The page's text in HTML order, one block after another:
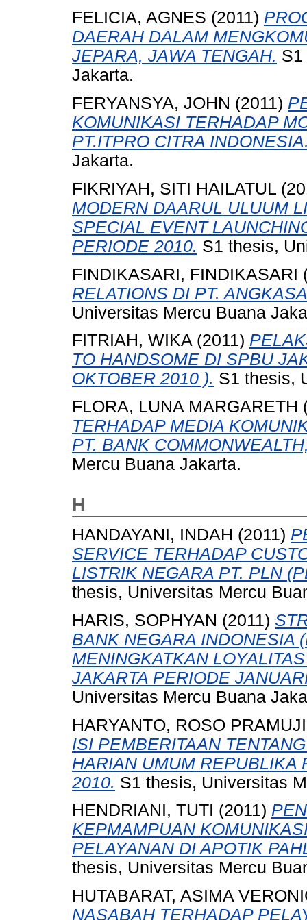
FELICIA, AGNES (2011)
DAERAH DALAM
JEPARA, JAWA TENGAH.
Jakarta.
FERYANSYA, JOHN (2011)
KOMUNIKASI TERHADAP
PT.ITPRO CITRA
Jakarta.
FIKRIYAH, SITI HAILATUL
MODERN DAARUL ULUUM
SPECIAL EVENT
PERIODE 2010. S1 thesis,
FINDIKASARI, FINDIKASARI
RELATIONS DI PT.
Universitas Mercu Buana
FITRIAH, WIKA (2011)
TO HANDSOME DI SPBU
OKTOBER 2010 ). S1 thesis,
FLORA, LUNA MARGARETH
TERHADAP MEDIA
PT. BANK
Mercu Buana Jakarta.
H
HANDAYANI, INDAH (2011)
SERVICE TERHADAP
LISTRIK NEGARA PT. PLN
thesis, Universitas Mercu
HARIS, SOPHYAN (2011)
BANK NEGARA INDONESIA
MENINGKATKAN
JAKARTA PERIODE
Universitas Mercu Buana
HARYANTO, ROSO
ISI PEMBERITAAN
HARIAN UMUM REPUBLIKA
2010. S1 thesis, Universitas
HENDRIANI, TUTI (2011)
KEPMAMPUAN
PELAYANAN DI APOTIK
thesis, Universitas Mercu
HUTABARAT, ASIMA
NASABAH TERHADAP